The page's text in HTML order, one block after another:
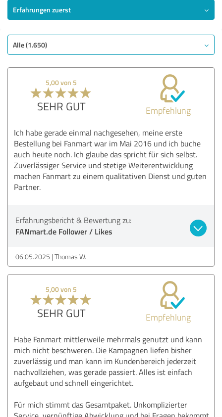
Erfahrungen zuerst
Alle (1.650)
5,00 von 5
SEHR GUT Empfehlung
Ich habe gerade einmal nachgesehen, meine erste
Bestellung bei Fanmart war im Mai 2016 und ich buche
auch heute noch. Ich glaube das spricht für sich selbst.
Zuverlässiger Service und stetige Weiterentwicklung
machen Fanmart zu einem qualitativen Dienst und guten
Partner.
Erfahrungsbericht & Bewertung zu:
FANmart.de Follower / Likes
06.05.2025 Thomas W.
5,00 von 5
SEHR GUT Empfehlung
Habe Fanmart mittlerweile mehrmals genutzt und kann
mich nicht beschweren. Die Kampagnen liefen bisher
zuverlässig und man kann im Kundenbereich jederzeit
nachvollziehen, was gerade passiert. Alles ist einfach
aufgebaut und schnell eingerichtet.
Für mich stimmt das Gesamtpaket. Unkomplizierter